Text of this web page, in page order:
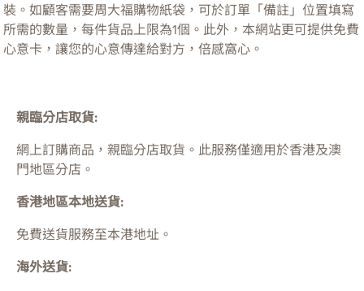
裝。如顧客需要周大福購物紙袋，可於訂單「備註」位置填寫
所需的數量，每件貨品上限為1個。此外，本網站更可提供免費
心意卡，讓您的心意傳達給對方，倍感窩心。
親臨分店取貨:
網上訂購商品，親臨分店取貨。此服務僅適用於香港及澳
門地區分店。
香港地區本地送貨:
免費送貨服務至本港地址。
海外送貨: